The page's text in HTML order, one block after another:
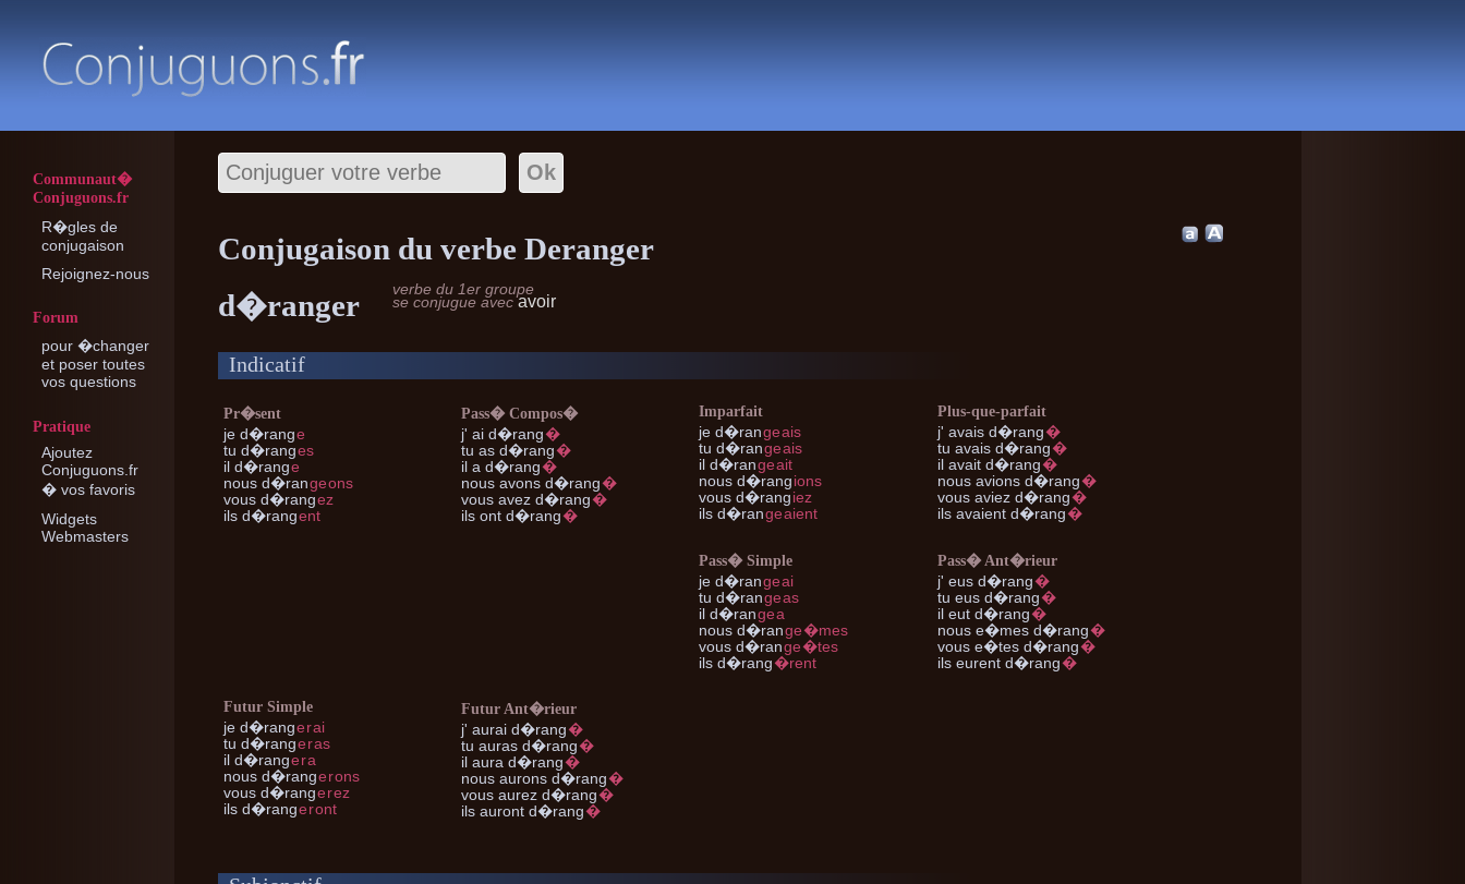
Communaut�
Conjuguons.fr
R�gles de
conjugaison
Rejoignez-nous
Forum
pour �changer
et poser toutes
vos questions
Pratique
Ajoutez
Conjuguons.fr
� vos favoris
Widgets
Webmasters
Conjugaison du verbe Deranger
d�ranger
verbe du 1er groupe
se conjugue avecavoir
Indicatif
Pr�sent
je d�range
tu d�ranges
il d�range
nous d�rangeons
vous d�rangez
ils d�rangent
Pass� Compos�
j' ai d�rang�
tu as d�rang�
il a d�rang�
nous avons d�rang�
vous avez d�rang�
ils ont d�rang�
Imparfait
je d�rangeais
tu d�rangeais
il d�rangeait
nous d�rangions
vous d�rangiez
ils d�rangeaient
Plus-que-parfait
j' avais d�rang�
tu avais d�rang�
ilavait d�rang�
nousavions d�rang�
vousaviez d�rang�
ilsavaient d�rang�
Pass� Simple
je d�rangeai
tu d�rangeas
il d�rangea
nous d�range�mes
vous d�range�tes
ils d�rang�rent
Pass� Ant�rieur
j' eus d�rang�
tu eus d�rang�
ileut d�rang�
nouse�mes d�rang�
vouse�tes d�rang�
ilseurent d�rang�
Futur Simple
je d�rangerai
tu d�rangeras
il d�rangera
nous d�rangerons
vous d�rangerez
ils d�rangeront
Futur Ant�rieur
j' aurai d�rang�
tu auras d�rang�
il aura d�rang�
nous aurons d�rang�
vous aurez d�rang�
ils auront d�rang�